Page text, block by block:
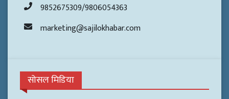
9852675309/9806054363
marketing@sajilokhabar.com
सोसल मिडिया